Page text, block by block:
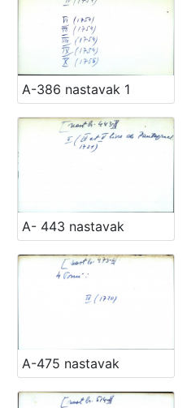
(CR)
(PK)
A-386 nastavak 1
A- 443 nastavak
A-475 nastavak